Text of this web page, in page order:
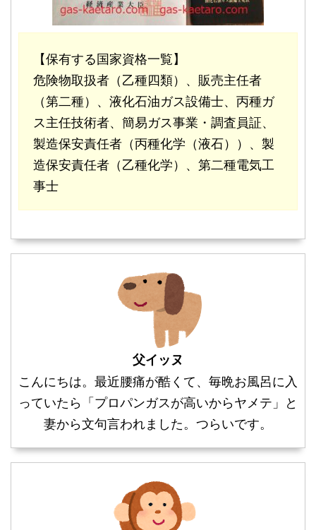
【保有する国家資格一覧】
危険物取扱者（乙種四類）、販売主任者
（第二種）、液化石油ガス設備士、丙種ガ
ス主任技術者、簡易ガス事業・調査員証、
製造保安責任者（丙種化学（液石））、製
造保安責任者（乙種化学）、第二種電気工
事士
父イッヌ
こんにちは。最近腰痛が酷くて、毎晩お風呂に入
っていたら「プロパンガスが高いからヤメテ」と
妻から文句言われました。つらいです。